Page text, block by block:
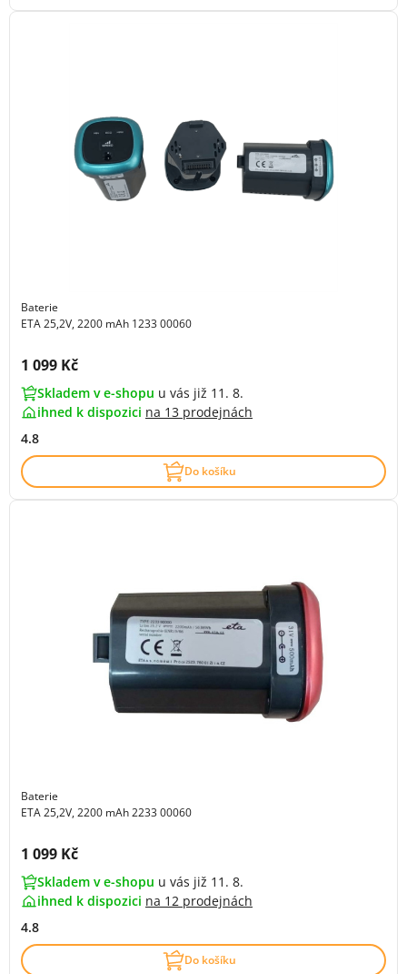
Baterie
ETA 25,2V, 2200 mAh 1233 00060
Cena s DPH:
1 099 Kč
Skladem v e-shopu u vás již 11. 8.
ihned k dispozici na 13 prodejnách
4.8
Do košíku
Baterie
ETA 25,2V, 2200 mAh 2233 00060
Cena s DPH:
1 099 Kč
Skladem v e-shopu u vás již 11. 8.
ihned k dispozici na 12 prodejnách
4.8
Do košíku